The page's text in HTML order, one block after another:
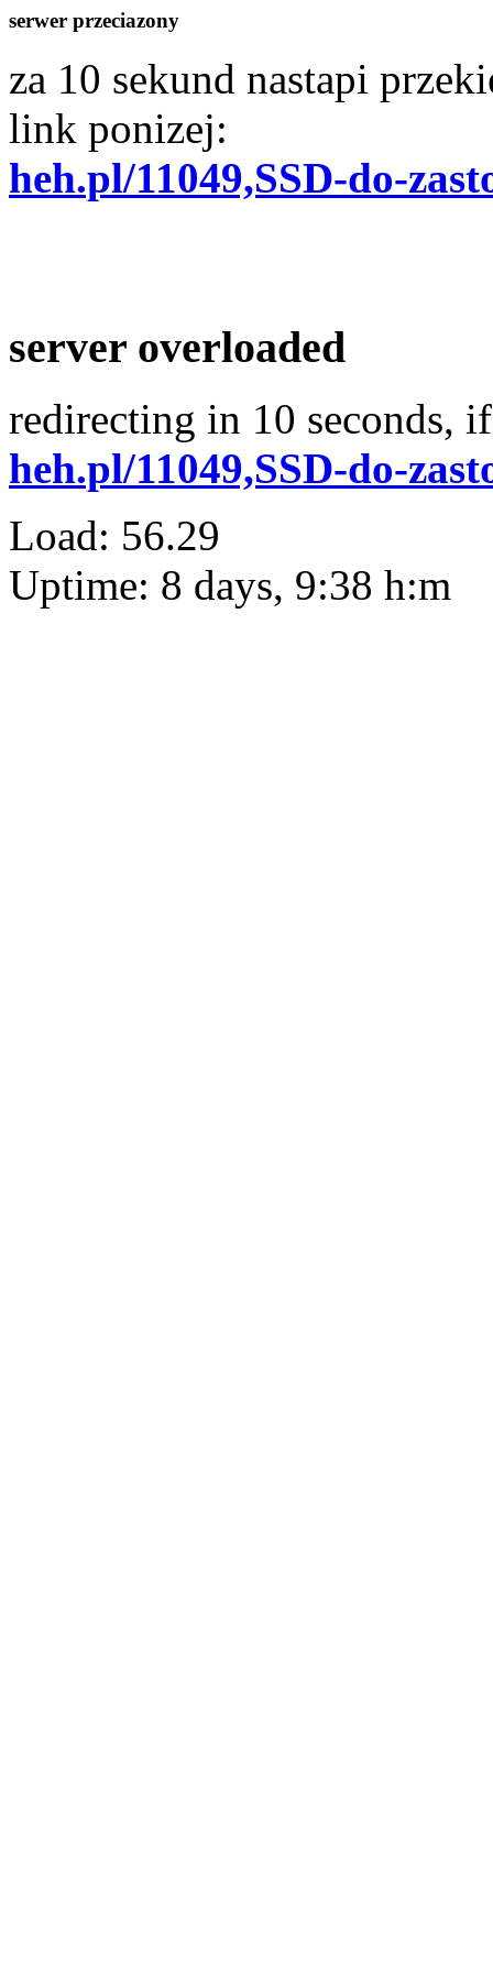
serwer przeciazony
za 10 sekund nastapi
link ponizej:
heh.pl/11049,SSD-do-
server overloaded
redirecting in 10 seconds,
heh.pl/11049,SSD-do-
Load: 56.29
Uptime: 8 days, 9:38 h:m